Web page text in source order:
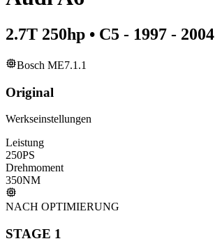
2.7T 250hp • C5 - 1997 - 2004
Bosch ME7.1.1
Original
Werkseinstellungen
Leistung
250PS
Drehmoment
350NM
NACH OPTIMIERUNG
STAGE 1